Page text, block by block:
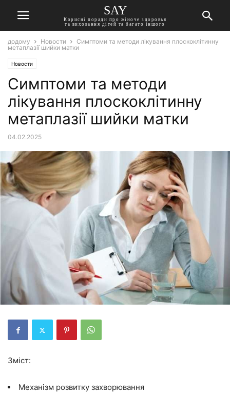
SAY
Корисні поради про жіноче здоровья
та виховання дітей та багато іншого
додому Новости
Симптоми та методи лікування плоскоклітинну
метаплазії шийки матки
Новости
Симптоми та методи
лікування плоскоклітинну
метаплазії шийки матки
04.02.2025
Зміст:
Механізм розвитку захворювання